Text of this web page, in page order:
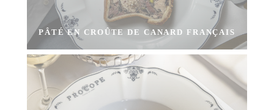
PÂTÉ EN CROÛTE DE CANARD FRANÇAIS